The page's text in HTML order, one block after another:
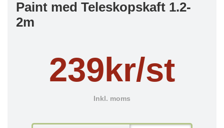
Paint med Teleskopskaft 1.2-
2m
239kr/st
Inkl. moms